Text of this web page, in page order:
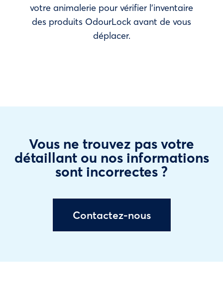
votre animalerie pour vérifier l’inventaire
des produits OdourLock avant de vous
déplacer.
Vous ne trouvez pas votre
détaillant ou nos informations
sont incorrectes ?
Contactez-nous